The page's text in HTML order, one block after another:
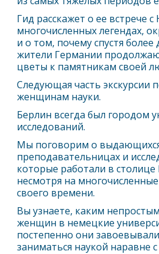
Гид расскажет о ее встрече
многочисленных легендах,
и о том, почему спустя более
жители Германии
цветы к памятникам своей
Следующая часть экскурсии
женщинам науки.
Берлин всегда был городом
исследований.
Мы поговорим о
преподавательницах и
которые работали в
несмотря на
своего времени.
Вы узнаете, каким
женщин в немецкие
постепенно они
заниматься наукой наравне